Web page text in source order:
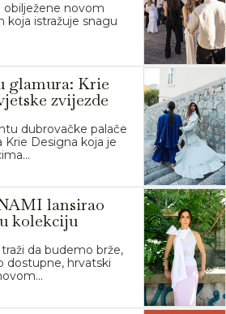
obilježene novom
koja istražuje snagu
glamura: Krie
zvijezde
dubrovačke palače
Krie Designa koja je
lansirao
kolekciju
da budemo brže,
dostupne, hrvatski